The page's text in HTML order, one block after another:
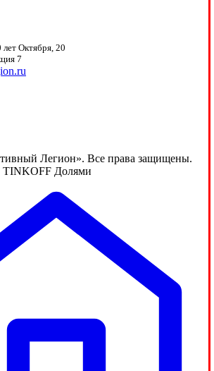
лет Октября, 20
7
Легион». Все права защищены.
TINKOFF Долями